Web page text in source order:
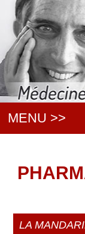
MENU >>
LA